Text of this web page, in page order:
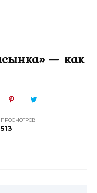
— как
ПРОСМОТРОВ
513